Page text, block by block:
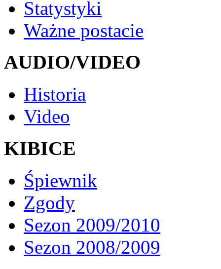
Statystyki
Ważne postacie
AUDIO/VIDEO
Historia
Video
KIBICE
Śpiewnik
Zgody
Sezon 2009/2010
Sezon 2008/2009